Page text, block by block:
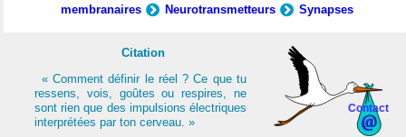
membranaires
Neurotransmetteurs Synapses
Contact
Citation
« Comment définir le réel ? Ce que tu
ressens, vois, goûtes ou respires, ne
sont rien que des impulsions électriques
interprétées par ton cerveau. »